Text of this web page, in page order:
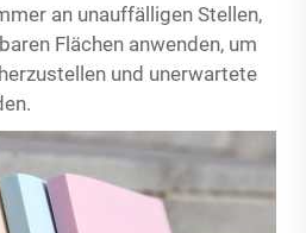
an unauffälligen Stellen,
Flächen anwenden, um
und unerwartete